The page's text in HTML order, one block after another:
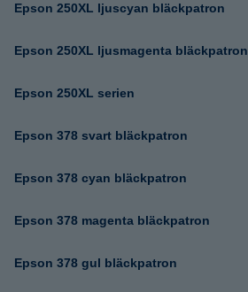
Epson 250XL ljuscyan bläckpatron
Epson 250XL ljusmagenta bläckpatron
Epson 250XL serien
Epson 378 svart bläckpatron
Epson 378 cyan bläckpatron
Epson 378 magenta bläckpatron
Epson 378 gul bläckpatron